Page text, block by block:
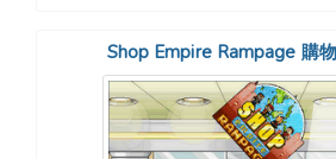
Shop Empire Rampage 購